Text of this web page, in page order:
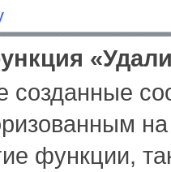
созданные
функции,